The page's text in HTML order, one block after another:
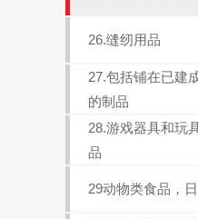
26.缝纫用品
27.包括铺在已建
的制品
28.游戏器具和玩
品
29动物类食品，